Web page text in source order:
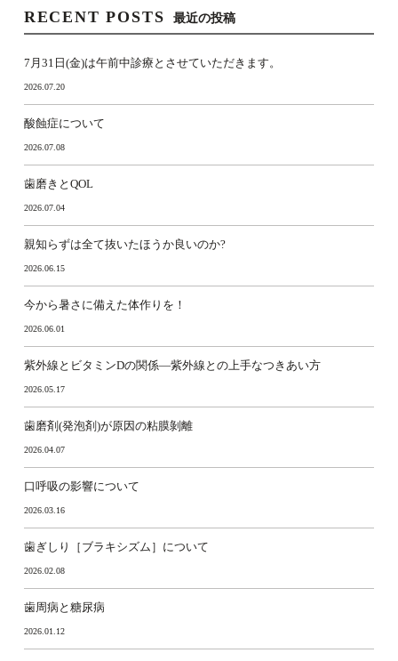
RECENT POSTS 最近の投稿
7月31日(金)は午前中診療とさせていただきます。
2026.07.20
酸蝕症について
2026.07.08
歯磨きとQOL
2026.07.04
親知らずは全て抜いたほうか良いのか?
2026.06.15
今から暑さに備えた体作りを！
2026.06.01
紫外線とビタミンDの関係―紫外線との上手なつきあい方
2026.05.17
歯磨剤(発泡剤)が原因の粘膜剝離
2026.04.07
口呼吸の影響について
2026.03.16
歯ぎしり［ブラキシズム］について
2026.02.08
歯周病と糖尿病
2026.01.12